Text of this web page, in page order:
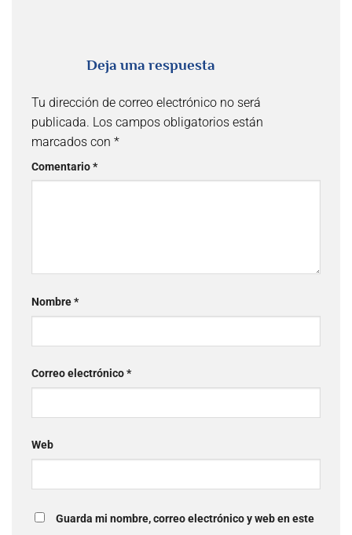
Deja una respuesta
Tu dirección de correo electrónico no será
publicada. Los campos obligatorios están
marcados con *
Comentario*
Nombre*
Correo electrónico*
Web
Guarda mi nombre, correo electrónico y web en este